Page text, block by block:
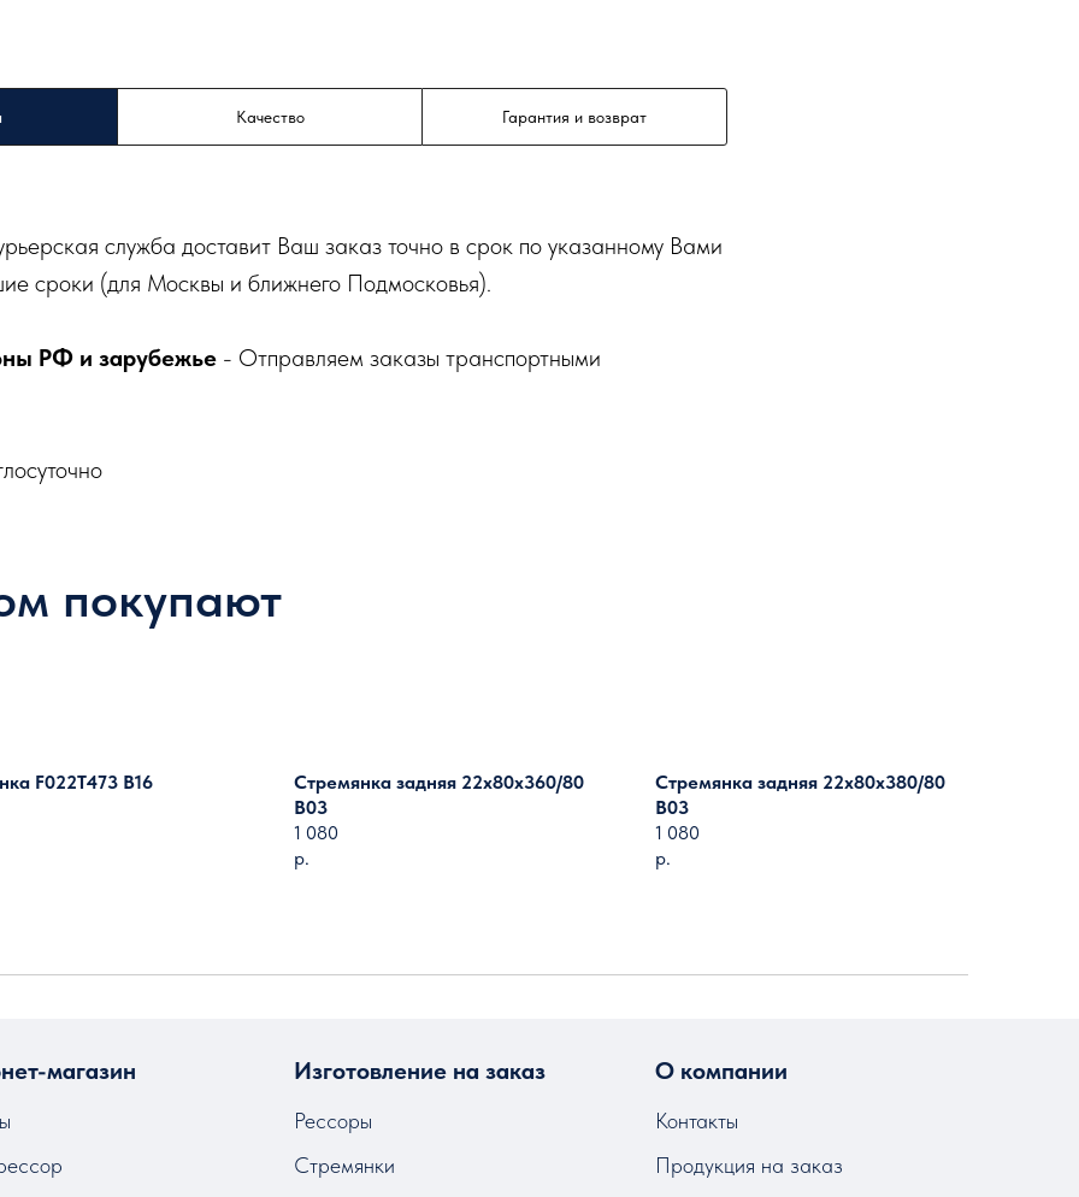
Качество Гарантия и возврат
служба доставит Ваш заказ точно в срок по указанному Вами
сроки (для Москвы и ближнего Подмосковья).
РФ и зарубежье - Отправляем заказы транспортными
покупают
F022T473 B16
Стремянка задняя 22х80х360/80
B03
1 080
р.
Стремянка задняя 22х80х380/80
B03
1 080
р.
магазин Изготовление на заказ
Рессоры
Стремянки
О компании
Контакты
Продукция на заказ